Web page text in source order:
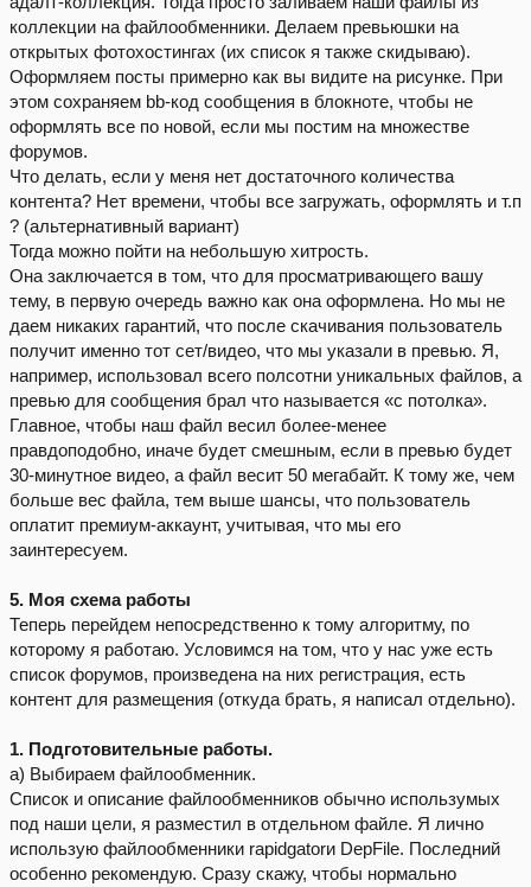
коллекции на файлообменники. Делаем превьюшки на
открытых фотохостингах (их список я также скидываю).
Оформляем посты примерно как вы видите на рисунке. При
этом сохраняем bb-код сообщения в блокноте, чтобы не
оформлять все по новой, если мы постим на множестве
форумов.
Что делать, если у меня нет достаточного количества
контента? Нет времени, чтобы все загружать, оформлять и т.п
? (альтернативный вариант)
Тогда можно пойти на небольшую хитрость.
Она заключается в том, что для просматривающего вашу
тему, в первую очередь важно как она оформлена. Но мы не
даем никаких гарантий, что после скачивания пользователь
получит именно тот сет/видео, что мы указали в превью. Я,
например, использовал всего полсотни уникальных файлов, а
превью для сообщения брал что называется «с потолка».
Главное, чтобы наш файл весил более-менее
правдоподобно, иначе будет смешным, если в превью будет
30-минутное видео, а файл весит 50 мегабайт. К тому же, чем
больше вес файла, тем выше шансы, что пользователь
оплатит премиум-аккаунт, учитывая, что мы его
заинтересуем.
5. Моя схема работы
Теперь перейдем непосредственно к тому алгоритму, по
которому я работаю. Условимся на том, что у нас уже есть
список форумов, произведена на них регистрация, есть
контент для размещения (откуда брать, я написал отдельно).
1. Подготовительные работы.
а) Выбираем файлообменник.
Список и описание файлообменников обычно использумых
под наши цели, я разместил в отдельном файле. Я лично
использую файлообменники rapidgatorи DepFile. Последний
особенно рекомендую. Сразу скажу, чтобы нормально